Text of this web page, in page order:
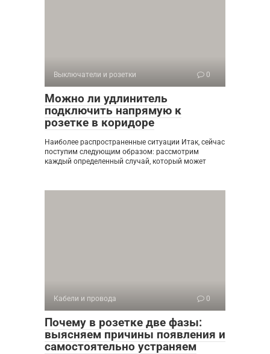
Выключатели и розетки 0
Можно ли удлинитель
подключить напрямую к
розетке в коридоре
Наиболее распространенные ситуации Итак, сейчас
поступим следующим образом: рассмотрим
каждый определенный случай, который может
Кабели и провода 0
Почему в розетке две фазы:
выясняем причины появления и
самостоятельно устраняем